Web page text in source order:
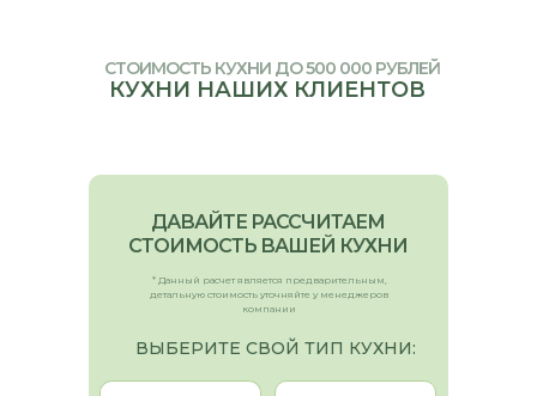
СТОИМОСТЬ КУХНИ ДО 500 000 РУБЛЕЙ
КУХНИ НАШИХ КЛИЕНТОВ
ВЫБЕРИТЕ СВОЙ ТИП КУХНИ:
* Данный расчет является предварительным,
детальную стоимость уточняйте у менеджеров
компании
ДАВАЙТЕ РАССЧИТАЕМ
СТОИМОСТЬ ВАШЕЙ КУХНИ